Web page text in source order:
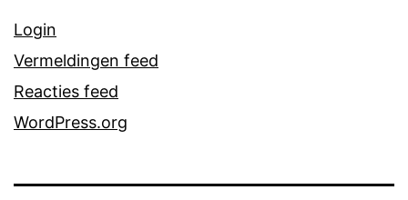
Login
Vermeldingen feed
Reacties feed
WordPress.org